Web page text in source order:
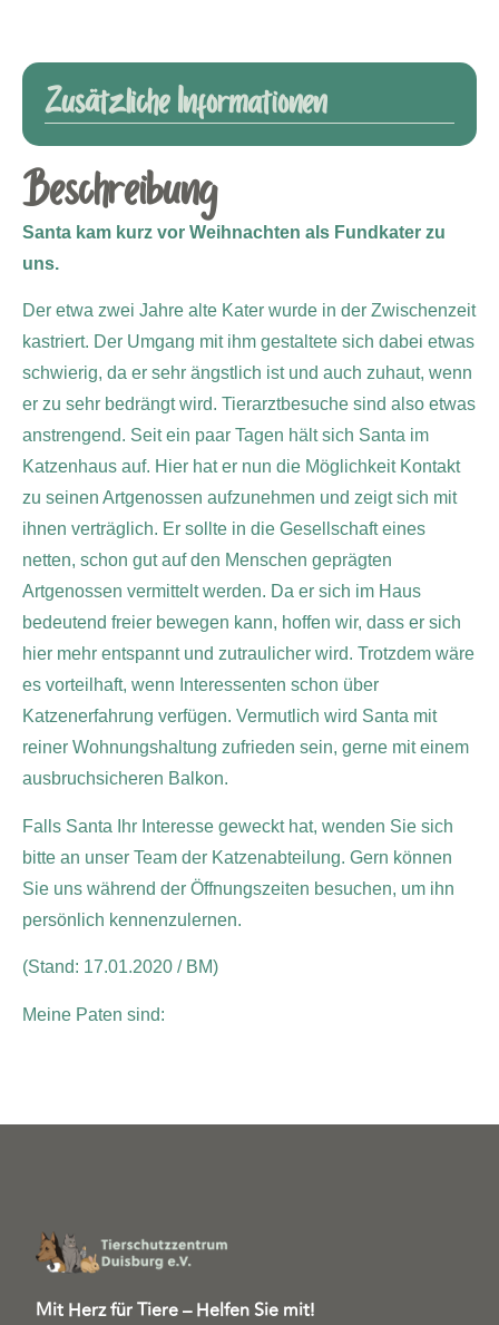
Zusätzliche Informationen
Beschreibung
Santa kam kurz vor Weihnachten als Fundkater zu
uns.
Der etwa zwei Jahre alte Kater wurde in der Zwischenzeit
kastriert. Der Umgang mit ihm gestaltete sich dabei etwas
schwierig, da er sehr ängstlich ist und auch zuhaut, wenn
er zu sehr bedrängt wird. Tierarztbesuche sind also etwas
anstrengend. Seit ein paar Tagen hält sich Santa im
Katzenhaus auf. Hier hat er nun die Möglichkeit Kontakt
zu seinen Artgenossen aufzunehmen und zeigt sich mit
ihnen verträglich. Er sollte in die Gesellschaft eines
netten, schon gut auf den Menschen geprägten
Artgenossen vermittelt werden. Da er sich im Haus
bedeutend freier bewegen kann, hoffen wir, dass er sich
hier mehr entspannt und zutraulicher wird. Trotzdem wäre
es vorteilhaft, wenn Interessenten schon über
Katzenerfahrung verfügen. Vermutlich wird Santa mit
reiner Wohnungshaltung zufrieden sein, gerne mit einem
ausbruchsicheren Balkon.
Falls Santa Ihr Interesse geweckt hat, wenden Sie sich
bitte an unser Team der Katzenabteilung. Gern können
Sie uns während der Öffnungszeiten besuchen, um ihn
persönlich kennenzulernen.
(Stand: 17.01.2020 / BM)
Meine Paten sind:
Mit Herz für Tiere – Helfen Sie mit!